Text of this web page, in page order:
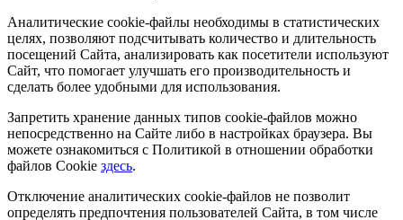
Аналитические cookie-файлы необходимы в статистических
целях, позволяют подсчитывать количество и длительность
посещений Сайта, анализировать как посетители используют
Сайт, что помогает улучшать его производительность и
сделать более удобными для использования.
Запретить хранение данных типов cookie-файлов можно
непосредственно на Сайте либо в настройках браузера. Вы
можете ознакомиться с Политикой в отношении обработки
файлов Cookie здесь.
Отключение аналитических cookie-файлов не позволит
определять предпочтения пользователей Сайта, в том числе